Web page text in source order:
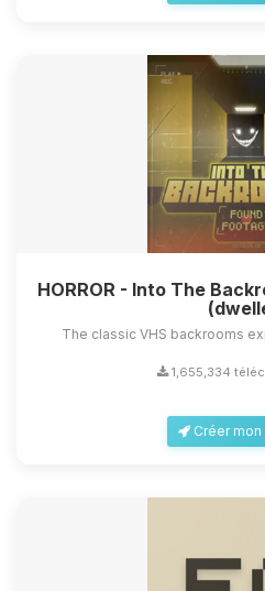
HORROR - Into The
The classic VHS backrooms
1,655,334
Créer